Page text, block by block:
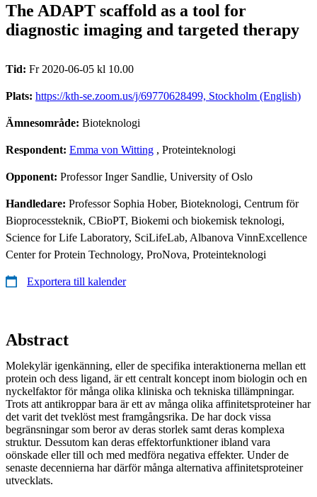
The ADAPT scaffold as a tool for
diagnostic imaging and targeted therapy
Tid: Fr 2020-06-05 kl 10.00
Plats: https://kth-se.zoom.us/j/69770628499, Stockholm (English)
Ämnesområde: Bioteknologi
Respondent: Emma von Witting , Proteinteknologi
Opponent: Professor Inger Sandlie, University of Oslo
Handledare: Professor Sophia Hober, Bioteknologi, Centrum för
Bioprocessteknik, CBioPT, Biokemi och biokemisk teknologi,
Science for Life Laboratory, SciLifeLab, Albanova VinnExcellence
Center for Protein Technology, ProNova, Proteinteknologi
Exportera till kalender
Abstract
Molekylär igenkänning, eller de specifika interaktionerna mellan ett
protein och dess ligand, är ett centralt koncept inom biologin och en
nyckelfaktor för många olika kliniska och tekniska tillämpningar.
Trots att antikroppar bara är ett av många olika affinitetsproteiner har
det varit det tveklöst mest framgångsrika. De har dock vissa
begränsningar som beror av deras storlek samt deras komplexa
struktur. Dessutom kan deras effektorfunktioner ibland vara
oönskade eller till och med medföra negativa effekter. Under de
senaste decennierna har därför många alternativa affinitetsproteiner
utvecklats.